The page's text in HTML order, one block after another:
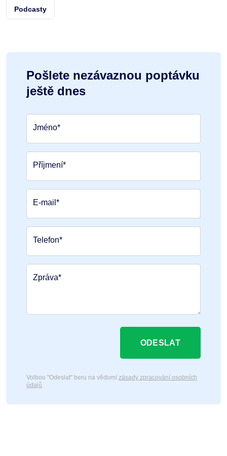
Podcasty
Pošlete nezávaznou poptávku
ještě dnes
Jméno*
Příjmení*
E-mail*
Telefon*
Zpráva*
ODESLAT
Volbou "Odeslat" beru na vědomí zásady zpracování osobních
údajů